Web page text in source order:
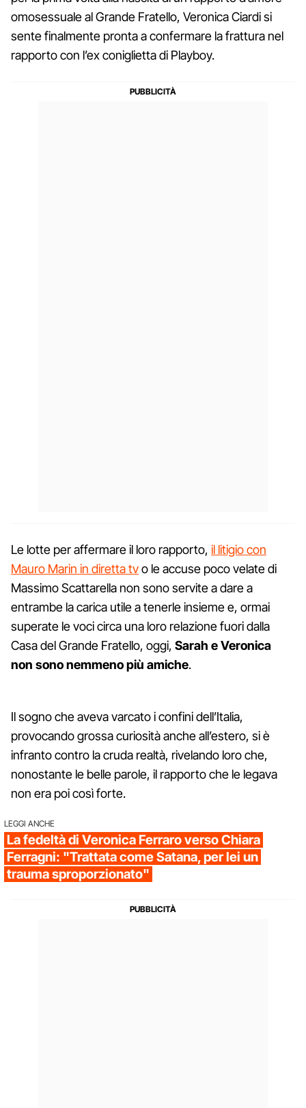
omosessuale al Grande Fratello, Veronica Ciardi si
sente finalmente pronta a confermare la frattura nel
rapporto con l’ex coniglietta di Playboy.
Le lotte per affermare il loro rapporto, il litigio con
Mauro Marin in diretta tvo le accuse poco velate di
Massimo Scattarella non sono servite a dare a
entrambe la carica utile a tenerle insieme e, ormai
superate le voci circa una loro relazione fuori dalla
Casa del Grande Fratello, oggi, Sarah e Veronica
non sono nemmeno più amiche.
Il sogno che aveva varcato i confini dell’Italia,
provocando grossa curiosità anche all’estero, si è
infranto contro la cruda realtà, rivelando loro che,
nonostante le belle parole, il rapporto che le legava
non era poi così forte.
LEGGI ANCHE
La fedeltà di Veronica Ferraro verso Chiara
Ferragni: "Trattata come Satana, per lei un
trauma sproporzionato"